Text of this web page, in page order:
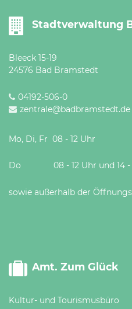
Stadtverwaltung
Bleeck 15-19
24576 Bad Bramstedt
04192-506-0
zentrale@badbramstedt.de
Mo, Di, Fr 08 - 12 Uhr
Do 08 - 12 Uhr und 14 -
sowie außerhalb der
Amt. Zum Glück
Kultur- und Tourismusbüro